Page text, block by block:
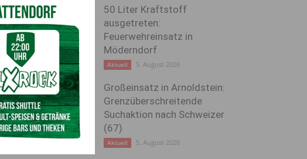
50 Liter Kraftstoff
ausgetreten:
Feuerwehreinsatz in
Möderndorf
Aktuell 5. August 2026
Großeinsatz in Arnoldstein:
Grenzüberschreitende
Suchaktion nach Schweizer
(67)
Aktuell 5. August 2026